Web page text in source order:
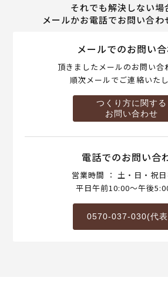
それでも解決しない場
メールかお電話でお問い合わ
メールでのお問い
頂きましたメールのお問い合
順次メールでご連絡いたし
つくり方に関する
お問い合わせ
電話でのお問い合
営業時間 ： 土・日・祝日
平日午前10:00～午後
0570-037-030(代表